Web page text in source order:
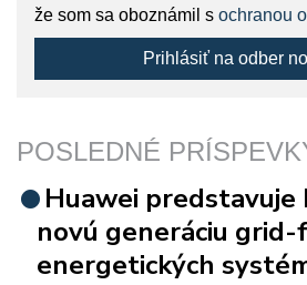
že som sa oboznámil s ochranou
Prihlásiť na odber
POSLEDNÉ
Huawei predstavuje
novú generáciu
energetických